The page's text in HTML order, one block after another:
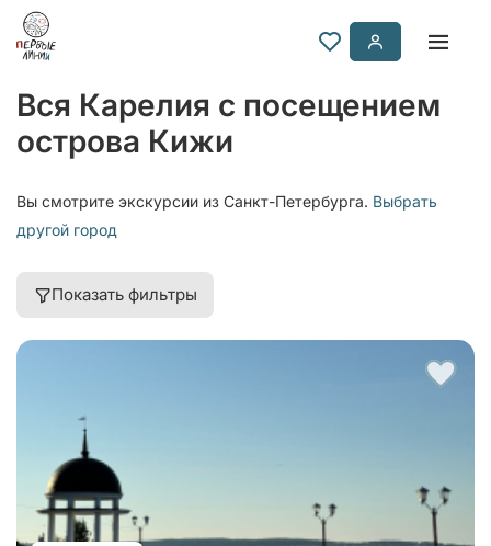
Вся Карелия с посещением
острова Кижи
Вы смотрите экскурсии из Санкт-Петербурга. Выбрать
другой город
Показать фильтры